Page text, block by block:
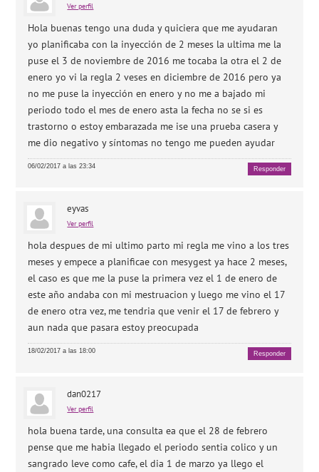
Ver perfil
Hola buenas tengo una duda y quiciera que me ayudaran
yo planificaba con la inyección de 2 meses la ultima me la
puse el 3 de noviembre de 2016 me tocaba la otra el 2 de
enero yo vi la regla 2 veses en diciembre de 2016 pero ya
no me puse la inyección en enero y no me a bajado mi
periodo todo el mes de enero asta la fecha no se si es
trastorno o estoy embarazada me ise una prueba casera y
me dio negativo y síntomas no tengo me pueden ayudar
06/02/2017 a las 23:34 Responder
eyvas
Ver perfil
hola despues de mi ultimo parto mi regla me vino a los tres
meses y empece a planificae con mesygest ya hace 2 meses,
el caso es que me la puse la primera vez el 1 de enero de
este año andaba con mi mestruacion y luego me vino el 17
de enero otra vez, me tendria que venir el 17 de febrero y
aun nada que pasara estoy preocupada
18/02/2017 a las 18:00 Responder
dan0217
Ver perfil
hola buena tarde, una consulta ea que el 28 de febrero
pense que me habia llegado el periodo sentia colico y un
sangrado leve como cafe, el dia 1 de marzo ya llego el